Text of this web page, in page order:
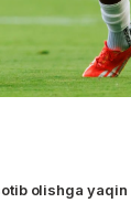
olishga yaqin